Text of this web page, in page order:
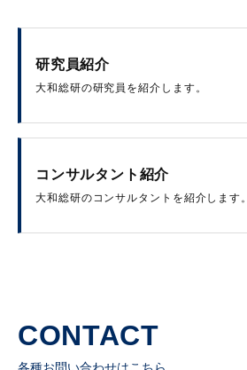
研究員紹介
大和総研の研究員を紹介します。
コンサルタント紹介
大和総研のコンサルタントを紹介します。
CONTACT